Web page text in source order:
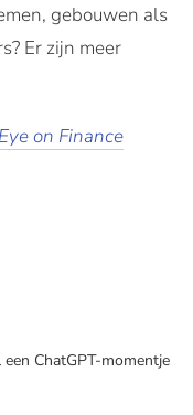
gebouwen als
Er zijn meer
Eye on Finance
ChatGPT-momentje